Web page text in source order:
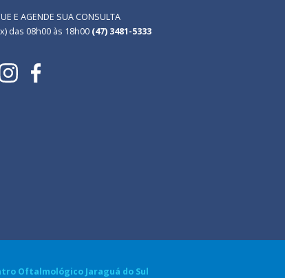
E AGENDE SUA CONSULTA
das 08h00 às 18h00 (47) 3481-5333
Oftalmológico Jaraguá do Sul